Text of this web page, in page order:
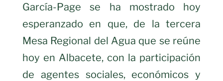
García-Page se ha mostrado hoy
esperanzado en que, de la tercera
Mesa Regional del Agua que se reúne
hoy en Albacete, con la participación
de agentes sociales, económicos y